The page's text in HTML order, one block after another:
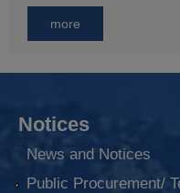
more
Notices
News and Notices
Public Procurement/